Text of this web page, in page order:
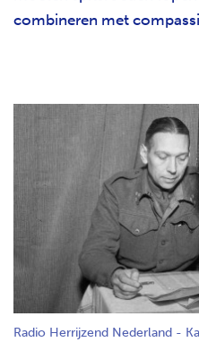
combineren met
Radio Herrijzend Nederland -